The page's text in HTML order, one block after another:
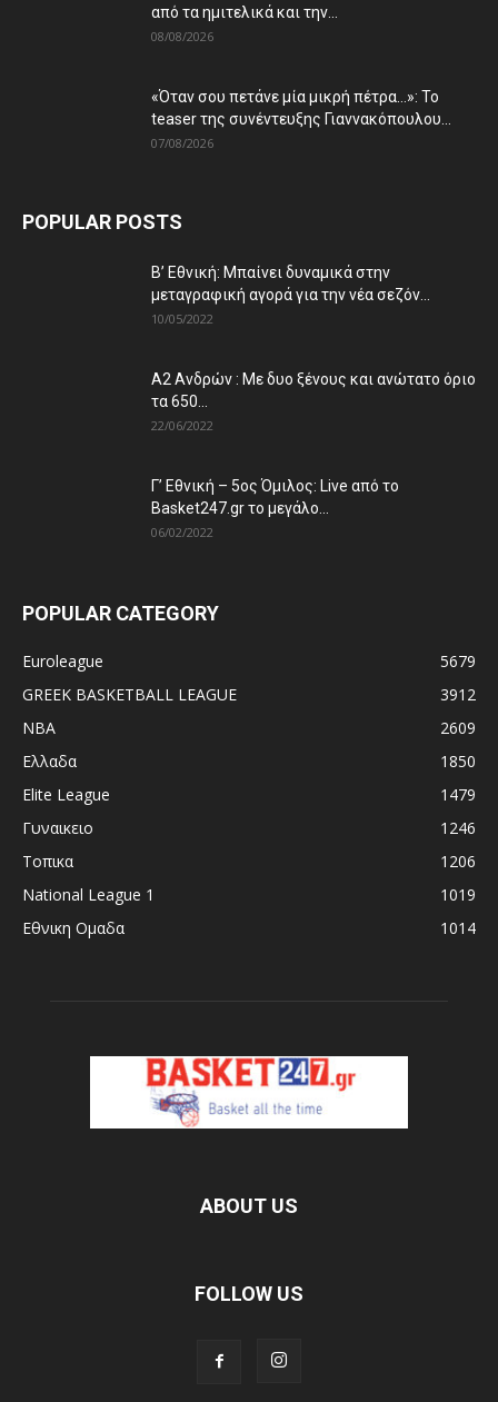
από τα ημιτελικά και την...
08/08/2026
«Όταν σου πετάνε μία μικρή πέτρα…»: Το
teaser της συνέντευξης Γιαννακόπουλου...
07/08/2026
POPULAR POSTS
Β’ Εθνική: Μπαίνει δυναμικά στην
μεταγραφική αγορά για την νέα σεζόν...
10/05/2022
Α2 Ανδρών : Με δυο ξένους και ανώτατο όριο
τα 650...
22/06/2022
Γ’ Εθνική – 5ος Όμιλος: Live από το
Basket247.gr το μεγάλο...
06/02/2022
POPULAR CATEGORY
Euroleague
5679
GREEK BASKETBALL LEAGUE
3912
NBA
2609
Ελλαδα
1850
Elite League
1479
Γυναικειο
1246
Τοπικα
1206
National League 1
1019
Εθνικη Ομαδα
1014
ABOUT US
FOLLOW US